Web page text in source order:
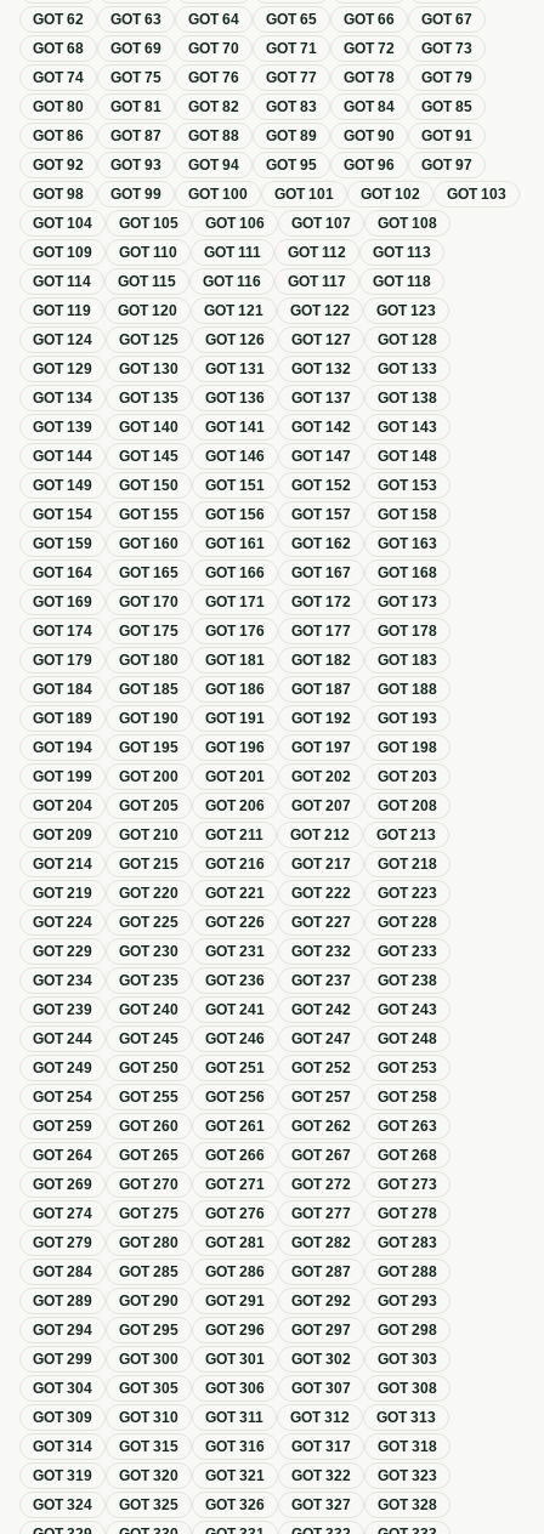
GOT62 GOT63 GOT64 GOT65 GOT66 GOT67
GOT68 GOT69 GOT70 GOT71 GOT72 GOT73
GOT74 GOT75 GOT76 GOT77 GOT78 GOT79
GOT80 GOT81 GOT82 GOT83 GOT84 GOT85
GOT86 GOT87 GOT88 GOT89 GOT90 GOT91
GOT92 GOT93 GOT94 GOT95 GOT96 GOT97
GOT98 GOT99 GOT100 GOT101 GOT102 GOT103
GOT104 GOT105 GOT106 GOT107 GOT108
GOT109 GOT110 GOT111 GOT112 GOT113
GOT114 GOT115 GOT116 GOT117 GOT118
GOT119 GOT120 GOT121 GOT122 GOT123
GOT124 GOT125 GOT126 GOT127 GOT128
GOT129 GOT130 GOT131 GOT132 GOT133
GOT134 GOT135 GOT136 GOT137 GOT138
GOT139 GOT140 GOT141 GOT142 GOT143
GOT144 GOT145 GOT146 GOT147 GOT148
GOT149 GOT150 GOT151 GOT152 GOT153
GOT154 GOT155 GOT156 GOT157 GOT158
GOT159 GOT160 GOT161 GOT162 GOT163
GOT164 GOT165 GOT166 GOT167 GOT168
GOT169 GOT170 GOT171 GOT172 GOT173
GOT174 GOT175 GOT176 GOT177 GOT178
GOT179 GOT180 GOT181 GOT182 GOT183
GOT184 GOT185 GOT186 GOT187 GOT188
GOT189 GOT190 GOT191 GOT192 GOT193
GOT194 GOT195 GOT196 GOT197 GOT198
GOT199 GOT200 GOT201 GOT202 GOT203
GOT204 GOT205 GOT206 GOT207 GOT208
GOT209 GOT210 GOT211 GOT212 GOT213
GOT214 GOT215 GOT216 GOT217 GOT218
GOT219 GOT220 GOT221 GOT222 GOT223
GOT224 GOT225 GOT226 GOT227 GOT228
GOT229 GOT230 GOT231 GOT232 GOT233
GOT234 GOT235 GOT236 GOT237 GOT238
GOT239 GOT240 GOT241 GOT242 GOT243
GOT244 GOT245 GOT246 GOT247 GOT248
GOT249 GOT250 GOT251 GOT252 GOT253
GOT254 GOT255 GOT256 GOT257 GOT258
GOT259 GOT260 GOT261 GOT262 GOT263
GOT264 GOT265 GOT266 GOT267 GOT268
GOT269 GOT270 GOT271 GOT272 GOT273
GOT274 GOT275 GOT276 GOT277 GOT278
GOT279 GOT280 GOT281 GOT282 GOT283
GOT284 GOT285 GOT286 GOT287 GOT288
GOT289 GOT290 GOT291 GOT292 GOT293
GOT294 GOT295 GOT296 GOT297 GOT298
GOT299 GOT300 GOT301 GOT302 GOT303
GOT304 GOT305 GOT306 GOT307 GOT308
GOT309 GOT310 GOT311 GOT312 GOT313
GOT314 GOT315 GOT316 GOT317 GOT318
GOT319 GOT320 GOT321 GOT322 GOT323
GOT324 GOT325 GOT326 GOT327 GOT328